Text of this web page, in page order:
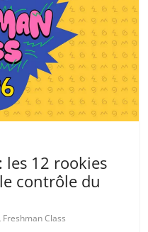
les 12 rookies
contrôle du
Freshman Class